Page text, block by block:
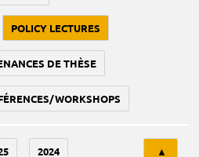
POLICY LECTURES
DE THÈSE
WORKSHOPS
2024 ▲